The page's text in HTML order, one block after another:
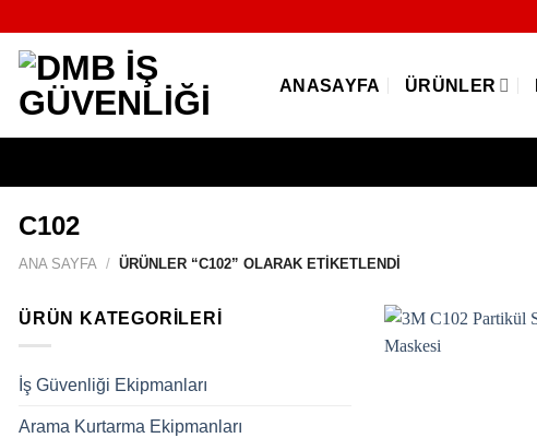
ANASAYFA ÜRÜNLER
C102
ANA SAYFA / ÜRÜNLER “C102” OLARAK ETIKETLENDI
ÜRÜN KATEGORILERI
İş Güvenliği Ekipmanları
Arama Kurtarma Ekipmanları